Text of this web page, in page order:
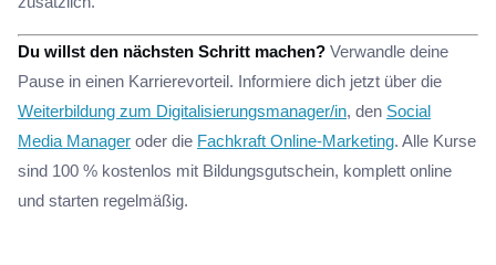
Du willst den nächsten Schritt machen? Verwandle deine
Pause in einen Karrierevorteil. Informiere dich jetzt über die
Weiterbildung zum Digitalisierungsmanager/in, den Social
Media Manager oder die Fachkraft Online-Marketing. Alle Kurse
sind 100 % kostenlos mit Bildungsgutschein, komplett online
und starten regelmäßig.